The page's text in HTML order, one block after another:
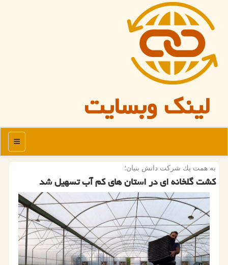
لینک وبسایت
منو
به همت یك شركت دانش بنیان؛
كشت گلخانه ای در استان های كم آب تسهیل شد